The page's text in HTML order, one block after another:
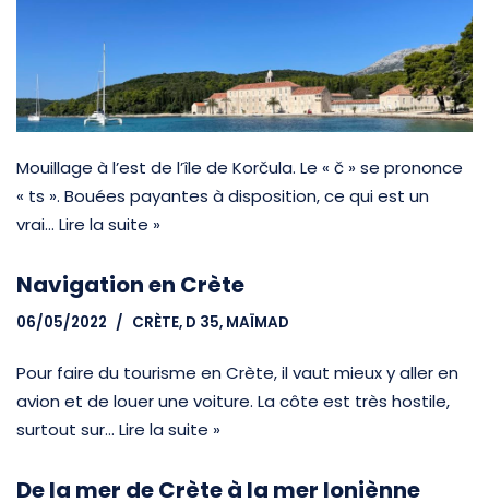
Mouillage à l’est de l’île de Korčula. Le « č » se prononce
« ts ». Bouées payantes à disposition, ce qui est un
vrai… Lire la suite »
Navigation en Crète
06/05/2022 CRÈTE, D 35, MAÏMAD
Pour faire du tourisme en Crète, il vaut mieux y aller en
avion et de louer une voiture. La côte est très hostile,
surtout sur… Lire la suite »
De la mer de Crète à la mer Ioniènne